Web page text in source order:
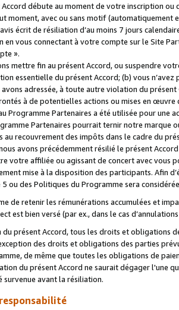
Accord débute au moment de votre inscription
moment, avec ou sans motif (automatiquement
écrit de résiliation d’au moins 7 jours
en vous connectant à votre compte sur le Site
».
mettre fin au présent Accord, ou suspendre
essentielle du présent Accord; (b) vous
adressée, à toute autre violation du
à de potentielles actions ou mises en
Programme Partenaires a été utilisée pour une
Partenaires pourrait ternir notre marque
recouvrement des impôts dans le cadre du
avons précédemment résilié le présent
votre affiliée ou agissant de concert avec vous
mise à la disposition des participants. Afin
ou des Politiques du Programme sera
de retenir les rémunérations accumulées et
est bien versé (par ex., dans le cas
présent Accord, tous les droits et obligations
des droits et obligations des parties
de même que toutes les obligations de
du présent Accord ne saurait dégager l'une
survenue avant la résiliation.